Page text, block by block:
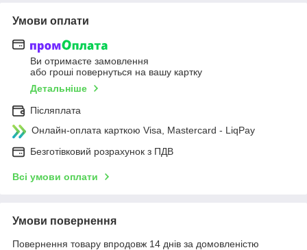
Умови оплати
Ви отримаєте замовлення
або гроші повернуться на вашу картку
Детальніше
Післяплата
Онлайн-оплата карткою Visa, Mastercard - LiqPay
Безготівковий розрахунок з ПДВ
Всі умови оплати
Умови повернення
Повернення товару впродовж 14 днів за домовленістю